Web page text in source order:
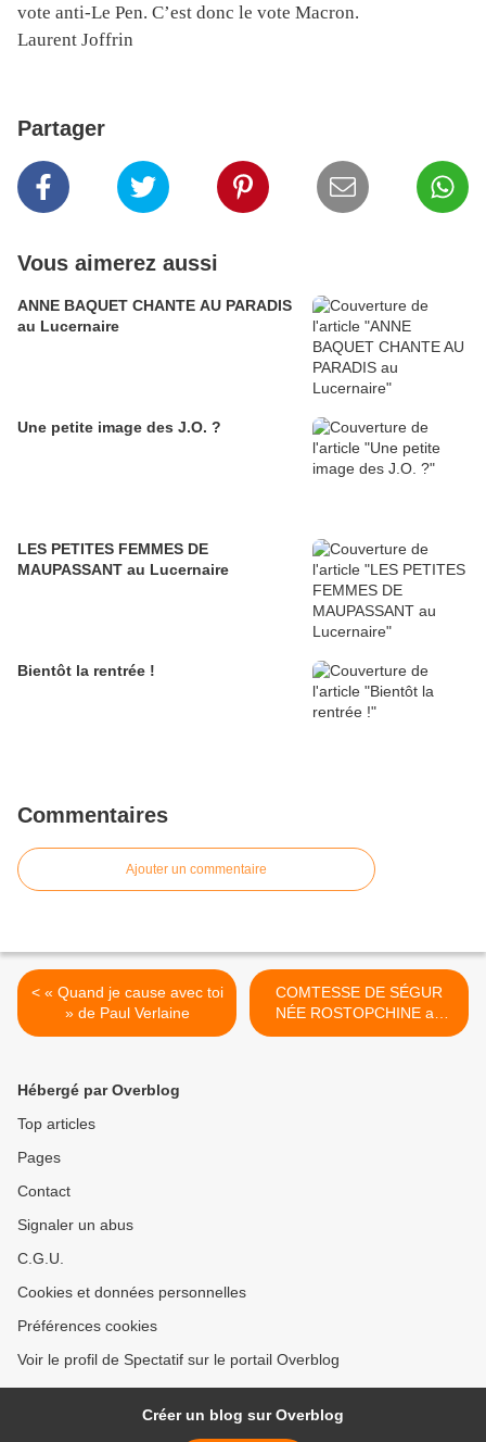
vote anti-Le Pen. C’est donc le vote Macron.
Laurent Joffrin
Partager
Vous aimerez aussi
ANNE BAQUET CHANTE AU PARADIS
au Lucernaire
Une petite image des J.O. ?
LES PETITES FEMMES DE
MAUPASSANT au Lucernaire
Bientôt la rentrée !
Commentaires
Ajouter un commentaire
< « Quand je cause avec toi
» de Paul Verlaine
COMTESSE DE SÉGUR
NÉE ROSTOPCHINE au
Studio Hébertot >
Hébergé par Overblog
Top articles
Pages
Contact
Signaler un abus
C.G.U.
Cookies et données personnelles
Préférences cookies
Voir le profil de Spectatif sur le portail Overblog
Créer un blog sur Overblog